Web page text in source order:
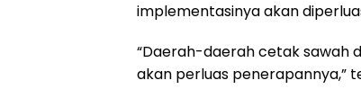
implementasinya akan
“Daerah-daerah cetak sawah
akan perluas penerapannya,”